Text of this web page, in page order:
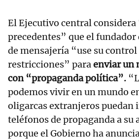
El Ejecutivo central considera
precedentes” que el
de mensajería “use su
restricciones” paraenviar un
con “propaganda política”.
podemos vivir en un mundo
oligarcas extranjeros puedan
teléfonos de propaganda a su
porque el Gobierno ha